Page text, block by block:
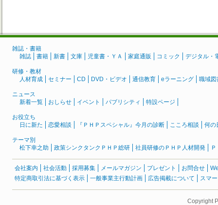
雑誌・書籍
雑誌
書籍 新書 文庫 児童書・ＹＡ 家庭通販 コミック デジタル・
研修・教材
人材育成
セミナー CD DVD・ビデオ 通信教育 eラーニング 職域図
ニュース
新着一覧
おしらせ イベント パブリシティ 特設ページ
お役立ち
日に新た
恋愛相談 『ＰＨＰスペシャル』今月の診断 こころ相談 何の
テーマ別
松下幸之助
政策シンクタンクＰＨＰ総研 社員研修のＰＨＰ人材開発
会社案内 社会活動 採用募集 メールマガジン プレゼント お問合せ
特定商取引法に基づく表示
一般事業主行動計画 広告掲載について スマ
Copyright